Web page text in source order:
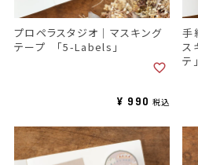
プロペラスタジオ｜マスキング
テープ 「5-Labels」
¥ 990 税込
手
ス
テ」